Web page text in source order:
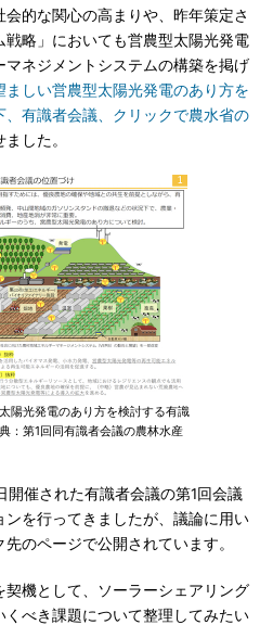
的な関心の高まりや、昨年策定さ
略」においても営農型太陽光発電
ネジメントシステムの構築を掲げ
ましい営農型太陽光発電のあり方を
有識者会議、クリックで農水省の
した。
陽光発電のあり方を検討する有識
：第1回同有識者会議の農林水産
催された有識者会議の第1回会議
を行ってきましたが、議論に用い
のページで公開されています。
機として、ソーラーシェアリング
べき課題について整理してみたい